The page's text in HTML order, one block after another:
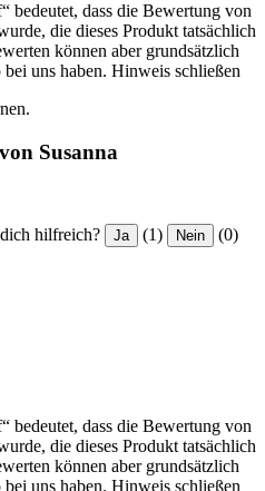
bedeutet, dass die Bewertung von
die dieses Produkt tatsächlich
können aber grundsätzlich
uns haben. Hinweis schließen
Susanna
hilfreich? Ja (1) Nein (0)
bedeutet, dass die Bewertung von
die dieses Produkt tatsächlich
können aber grundsätzlich
uns haben. Hinweis schließen